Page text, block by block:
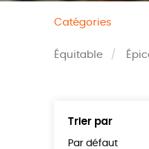
Catégories
Équitable
Trier par
Par défaut